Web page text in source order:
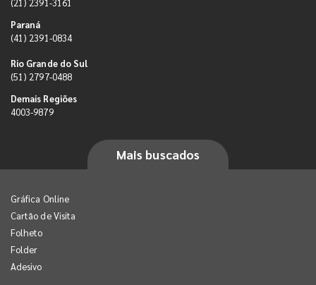
(21) 2391-3161
Paraná
(41) 2391-0834
Rio Grande do Sul
(51) 2797-0488
Demais Regiões
4003-9879
Mais buscados
Gráfica Online
Cartão de Visita
Folheto
Folder
Adesivo